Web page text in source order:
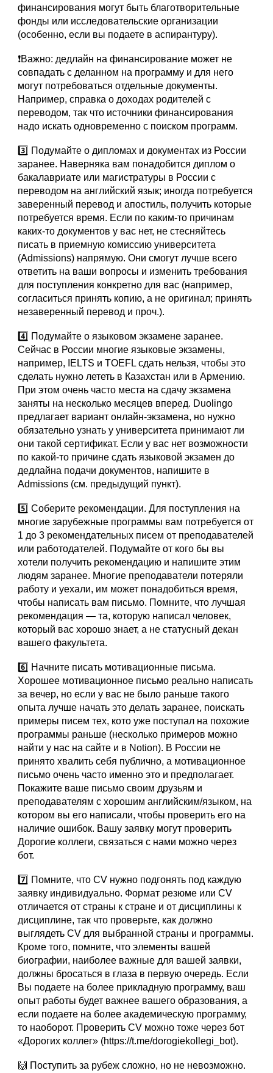
финансирования могут быть благотворительные
фонды или исследовательские организации
(особенно, если вы подаете в аспирантуру).
❗️Важно: дедлайн на финансирование может не
совпадать с деланном на программу и для него
могут потребоваться отдельные документы.
Например, справка о доходах родителей с
переводом, так что источники финансирования
надо искать одновременно с поиском программ.
3️⃣ Подумайте о дипломах и документах из России
заранее. Наверняка вам понадобится диплом о
бакалавриате или магистратуры в России с
переводом на английский язык; иногда потребуется
заверенный перевод и апостиль, получить которые
потребуется время. Если по каким-то причинам
каких-то документов у вас нет, не стесняйтесь
писать в приемную комиссию университета
(Admissions) напрямую. Они смогут лучше всего
ответить на ваши вопросы и изменить требования
для поступления конкретно для вас (например,
согласиться принять копию, а не оригинал; принять
незаверенный перевод и проч.).
4️⃣ Подумайте о языковом экзамене заранее.
Сейчас в России многие языковые экзамены,
например, IELTS и TOEFL сдать нельзя, чтобы это
сделать нужно лететь в Казахстан или в Армению.
При этом очень часто места на сдачу экзамена
заняты на несколько месяцев вперед. Duolingo
предлагает вариант онлайн-экзамена, но нужно
обязательно узнать у университета принимают ли
они такой сертификат. Если у вас нет возможности
по какой-то причине сдать языковой экзамен до
дедлайна подачи документов, напишите в
Admissions (см. предыдущий пункт).
5️⃣ Соберите рекомендации. Для поступления на
многие зарубежные программы вам потребуется от
1 до 3 рекомендательных писем от преподавателей
или работодателей. Подумайте от кого бы вы
хотели получить рекомендацию и напишите этим
людям заранее. Многие преподаватели потеряли
работу и уехали, им может понадобиться время,
чтобы написать вам письмо. Помните, что лучшая
рекомендация — та, которую написал человек,
который вас хорошо знает, а не статусный декан
вашего факультета.
6️⃣ Начните писать мотивационные письма.
Хорошее мотивационное письмо реально написать
за вечер, но если у вас не было раньше такого
опыта лучше начать это делать заранее, поискать
примеры писем тех, кото уже поступал на похожие
программы раньше (несколько примеров можно
найти у нас на сайте и в Notion). В России не
принято хвалить себя публично, а мотивационное
письмо очень часто именно это и предполагает.
Покажите ваше письмо своим друзьям и
преподавателям с хорошим английским/языком, на
котором вы его написали, чтобы проверить его на
наличие ошибок. Вашу заявку могут проверить
Дорогие коллеги, связаться с нами можно через
бот.
7️⃣ Помните, что CV нужно подгонять под каждую
заявку индивидуально. Формат резюме или CV
отличается от страны к стране и от дисциплины к
дисциплине, так что проверьте, как должно
выглядеть CV для выбранной страны и программы.
Кроме того, помните, что элементы вашей
биографии, наиболее важные для вашей заявки,
должны бросаться в глаза в первую очередь. Если
Вы подаете на более прикладную программу, ваш
опыт работы будет важнее вашего образования, а
если подаете на более академическую программу,
то наоборот. Проверить CV можно тоже через бот
«Дорогих коллег» (https://t.me/dorogiekollegi_bot).
🙌 Поступить за рубеж сложно, но не невозможно.